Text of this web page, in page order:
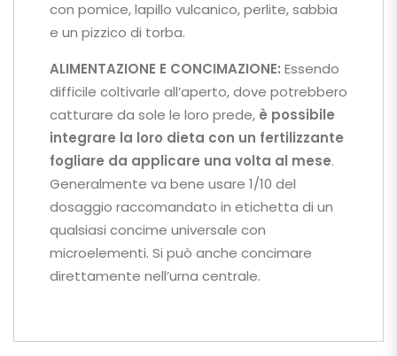
con pomice, lapillo vulcanico, perlite, sabbia
e un pizzico di torba.
ALIMENTAZIONE E CONCIMAZIONE: Essendo
difficile coltivarle all’aperto, dove potrebbero
catturare da sole le loro prede, è possibile
integrare la loro dieta con un fertilizzante
fogliare da applicare una volta al mese.
Generalmente va bene usare 1/10 del
dosaggio raccomandato in etichetta di un
qualsiasi concime universale con
microelementi. Si può anche concimare
direttamente nell’urna centrale.